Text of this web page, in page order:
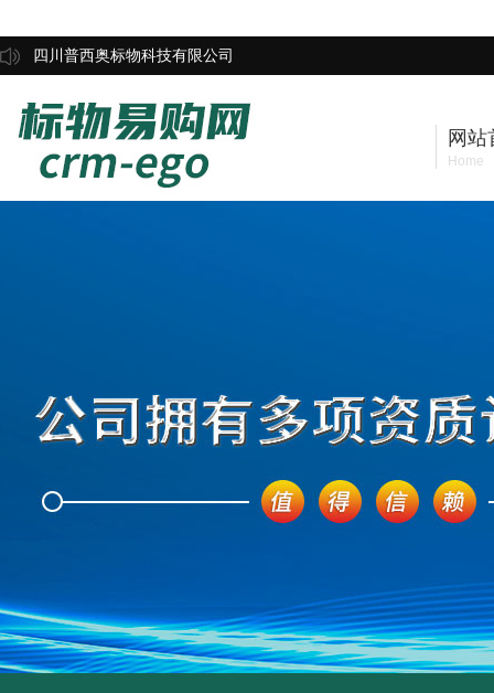
四川普西奥标物科技有限公司
网站
Home